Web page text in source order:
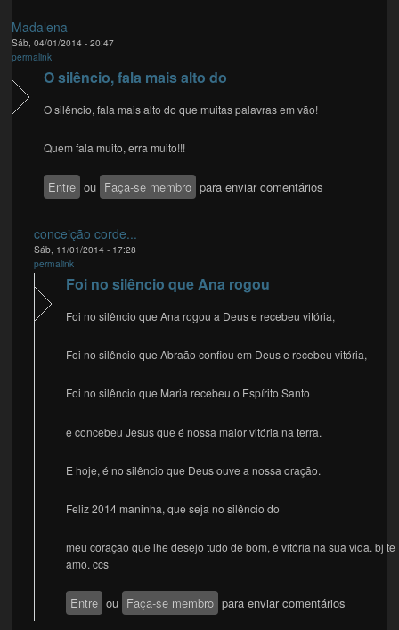
Madalena
Sáb, 04/01/2014 - 20:47
permalink
O silêncio, fala mais alto do
O silêncio, fala mais alto do que muitas palavras em vão!
Quem fala muito, erra muito!!!
Entre ou Faça-se membro para enviar comentários
conceição corde...
Sáb, 11/01/2014 - 17:28
permalink
Foi no silêncio que Ana rogou
Foi no silêncio que Ana rogou a Deus e recebeu vitória,
Foi no silêncio que Abraão confiou em Deus e recebeu vitória,
Foi no silêncio que Maria recebeu o Espírito Santo
e concebeu Jesus que é nossa maior vitória na terra.
E hoje, é no silêncio que Deus ouve a nossa oração.
Feliz 2014 maninha, que seja no silêncio do
meu coração que lhe desejo tudo de bom, é vitória na sua vida. bj te
amo. ccs
Entre ou Faça-se membro para enviar comentários